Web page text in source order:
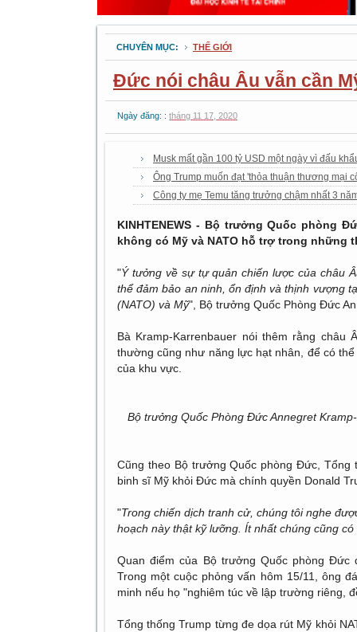
CHUYÊN MỤC: THẾ GIỚI
Đức nói châu Âu vẫn cần
Ngày đăng: : tháng 11 17, 2020
Musk mất gần 100 tỷ USD một ngày vì đấu
Ông Trump muốn đạt 'thỏa thuận thương mại
Công ty mẹ Temu tăng trưởng chậm nhất 3
KINHTENEWS - Bộ trưởng Quốc phòng
không có Mỹ và NATO hỗ trợ trong những
"Ý tưởng về sự tự quản chiến lược của châu
thể đảm bảo an ninh, ổn định và thịnh vượng
(NATO) và Mỹ", Bộ trưởng Quốc Phòng Đức
Bà Kramp-Karrenbauer nói thêm rằng
thường cũng như năng lực hạt nhân, để có
của khu vực.
Bộ trưởng Quốc Phòng Đức Annegret
Cũng theo Bộ trưởng Quốc phòng Đức,
binh sĩ Mỹ khỏi Đức mà chính quyền Donald
"Trong chiến dịch tranh cử, chúng tôi nghe
hoạch này thật kỹ lưỡng. Ít nhất chúng cũng
Quan điểm của Bộ trưởng Quốc phòng Đức
Trong một cuộc phỏng vấn hôm 15/11, ông
minh nếu họ "nghiêm túc về lập trường riêng,
Tổng thống Trump từng đe dọa rút Mỹ khỏi